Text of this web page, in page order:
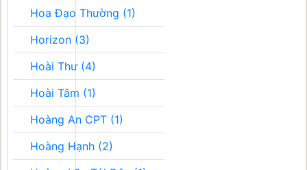
Hoa Đạo Thường (1)
Horizon (3)
Hoài Thư (4)
Hoài Tâm (1)
Hoàng An CPT (1)
Hoàng Hạnh (2)